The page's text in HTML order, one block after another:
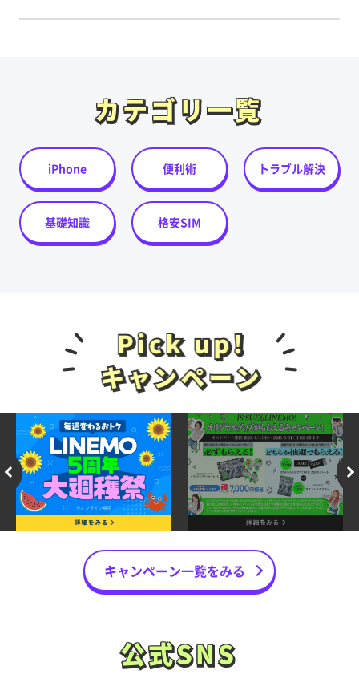
カテゴリ一覧
カテゴリ一覧
iPhone 便利術 トラブル解決
基礎知識 格安SIM
キャンペーン一覧をみる
公式SNS
公式SNS